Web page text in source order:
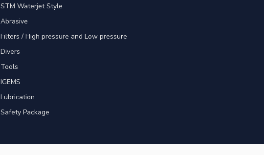
STM Waterjet Style
Abrasive
Filters / High pressure and Low pressure
Divers
Tools
IGEMS
Lubrication
Safety Package